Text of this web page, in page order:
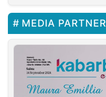
MEDIA PARTNER